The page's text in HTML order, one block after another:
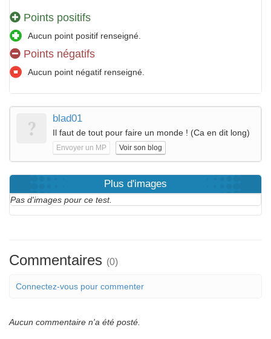
Points positifs
Aucun point positif renseigné.
Points négatifs
Aucun point négatif renseigné.
blad01
Il faut de tout pour faire un monde ! (Ca en dit long)
Envoyer un MP Voir son blog
Plus d'images
Pas d'images pour ce test.
Commentaires (0)
Connectez-vous pour commenter
Aucun commentaire n'a été posté.